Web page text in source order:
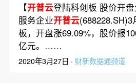
【开普云登陆科创板 股价开
服务企业开普云
板，开盘涨69.09%，股价报
亿元。……
2020年3月27日 · 财新数据通频道